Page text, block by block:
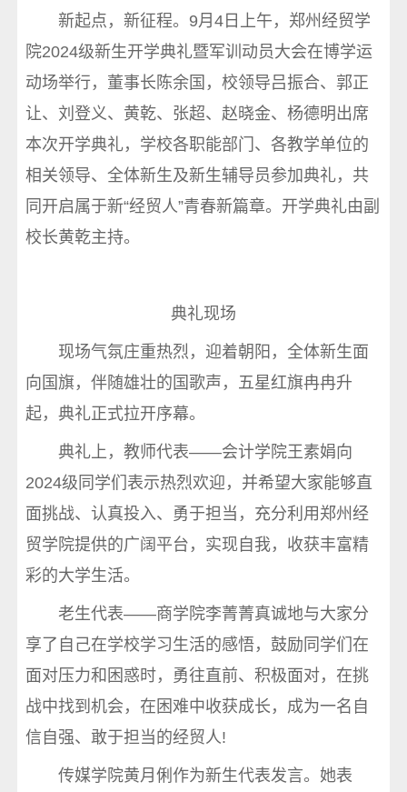
新起点，新征程。9月4日上午，郑州经贸学
院2024级新生开学典礼暨军训动员大会在博学运
动场举行，董事长陈余国，校领导吕振合、郭正
让、刘登义、黄乾、张超、赵晓金、杨德明出席
本次开学典礼，学校各职能部门、各教学单位的
相关领导、全体新生及新生辅导员参加典礼，共
同开启属于新“经贸人”青春新篇章。开学典礼由副
校长黄乾主持。
典礼现场
现场气氛庄重热烈，迎着朝阳，全体新生面
向国旗，伴随雄壮的国歌声，五星红旗冉冉升
起，典礼正式拉开序幕。
典礼上，教师代表——会计学院王素娟向
2024级同学们表示热烈欢迎，并希望大家能够直
面挑战、认真投入、勇于担当，充分利用郑州经
贸学院提供的广阔平台，实现自我，收获丰富精
彩的大学生活。
老生代表——商学院李菁菁真诚地与大家分
享了自己在学校学习生活的感悟，鼓励同学们在
面对压力和困惑时，勇往直前、积极面对，在挑
战中找到机会，在困难中收获成长，成为一名自
信自强、敢于担当的经贸人!
传媒学院黄月俐作为新生代表发言。她表